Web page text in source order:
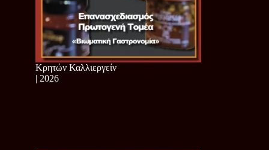
Κρητών Καλλιεργείν
| 2026